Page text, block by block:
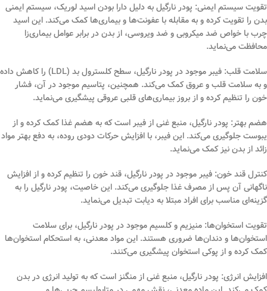
تقویت سیستم ایمنی: پودر نارگیل به دلیل دارا بودن اسید لوریک، سیستم ایمنی
بدن را تقویت کرده و به مقابله با عفونت‌ها و بیماری‌ها کمک می‌کند. این اسید
چرب با خواص ضد میکروبی و ضد ویروسی، از بدن در برابر عوامل بیماری‌زا
محافظت می‌نماید.
سلامت قلب: فیبر موجود در پودر نارگیل، سطح کلسترول بد (LDL) را کاهش داده
و به سلامت قلب و عروق کمک می‌کند. همچنین، پتاسیم موجود در آن، فشار
خون را تنظیم کرده و از بروز بیماری‌های قلبی عروقی پیشگیری می‌نماید.
هضم بهتر: پودر نارگیل، منبع غنی از فیبر است که به هضم غذا کمک کرده و از
یبوست جلوگیری می‌کند. این فیبر، با افزایش حرکات دودی روده، به دفع بهتر مواد
زائد از بدن نیز کمک می‌نماید.
کنترل قند خون: فیبر موجود در پودر نارگیل، قند خون را تنظیم کرده و از افزایش
ناگهانی آن پس از مصرف غذا جلوگیری می‌کند. این خاصیت، پودر نارگیل را به
گزینه‌ای مناسب برای افراد مبتلا به دیابت تبدیل می‌نماید.
تقویت استخوان‌ها: منیزیم و کلسیم موجود در پودر نارگیل، برای سلامت
استخوان‌ها و دندان‌ها ضروری هستند. این مواد معدنی، به استحکام استخوان‌ها
کمک کرده و از پوکی استخوان پیشگیری می‌کنند.
افزایش انرژی: پودر نارگیل، منبع غنی از منگنز است که به تولید انرژی در بدن